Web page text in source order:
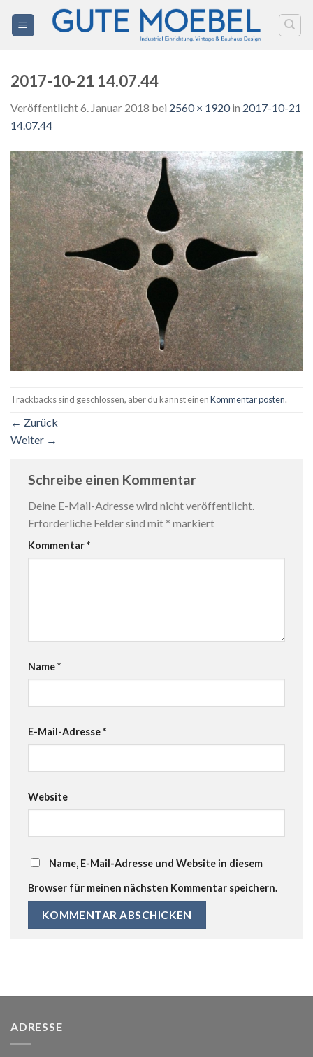
Inhalt
2017-10-21 14.07.44
Veröffentlicht6. Januar 2018 bei 2560 × 1920in 2017-10-21
14.07.44
Trackbacks sind geschlossen, aber du kannst einenKommentar posten.
← Zurück
Weiter →
Schreibe einen Kommentar
Deine E-Mail-Adresse wird nicht veröffentlicht.
Erforderliche Felder sind mit * markiert
Kommentar*
Name*
E-Mail-Adresse*
Website
Name, E-Mail-Adresse und Website in diesem
Browser für meinen nächsten Kommentar speichern.
ADRESSE